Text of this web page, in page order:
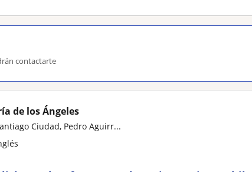
contactarte
de los Ángeles
Ciudad, Pedro Aguirr...